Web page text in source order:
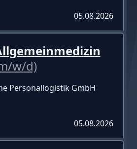
05.08.2026
w/d)
Personallogistik GmbH
05.08.2026